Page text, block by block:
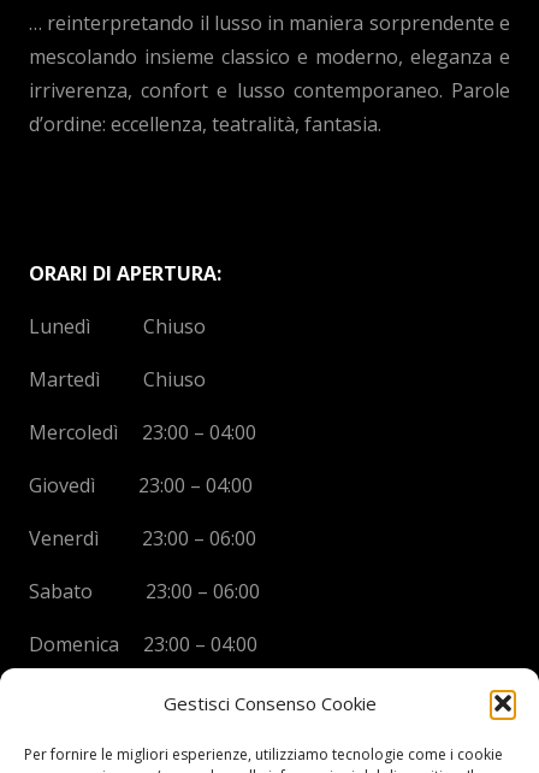
Gestisci Consenso Cookie
Per fornire le migliori esperienze, utilizziamo tecnologie come i cookie
… reinterpretando il lusso in maniera sorprendente e
mescolando insieme classico e moderno, eleganza e
irriverenza, confort e lusso contemporaneo. Parole
d’ordine: eccellenza, teatralità, fantasia.
ORARI DI APERTURA:
Lunedì Chiuso
Martedì Chiuso
Mercoledì 23:00 – 04:00
Giovedì 23:00 – 04:00
Venerdì 23:00 – 06:00
Sabato 23:00 – 06:00
Domenica 23:00 – 04:00